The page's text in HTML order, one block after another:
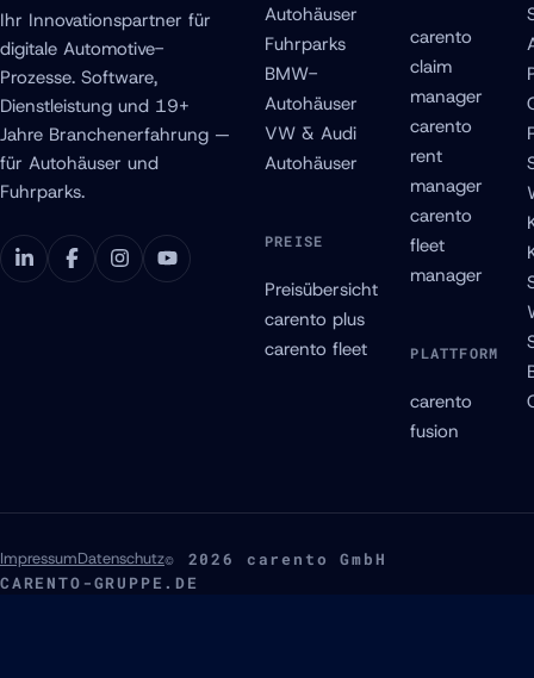
Ihr Innovationspartner für
digitale Automotive-
Prozesse. Software,
Dienstleistung und 19+
Jahre Branchenerfahrung —
für Autohäuser und
Fuhrparks.
Autohäuser
Fuhrparks
BMW-
Autohäuser
VW & Audi
Autohäuser
PREISE
Preisübersicht
carento plus
carento fleet
carento
claim
manager
carento
rent
manager
carento
fleet
manager
PLATTFORM
carento
fusion
ImpressumDatenschutz© 2026 carento GmbH
CARENTO-GRUPPE.DE